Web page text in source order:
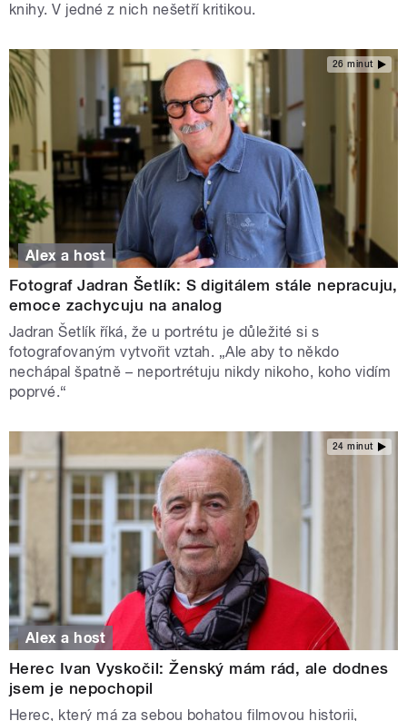
knihy. V jedné z nich nešetří kritikou.
26 minut
Alex a host
Fotograf Jadran Šetlík: S digitálem stále nepracuju,
emoce zachycuju na analog
Jadran Šetlík říká, že u portrétu je důležité si s
fotografovaným vytvořit vztah. „Ale aby to někdo
nechápal špatně – neportrétuju nikdy nikoho, koho vidím
poprvé.“
24 minut
Alex a host
Herec Ivan Vyskočil: Ženský mám rád, ale dodnes
jsem je nepochopil
Herec, který má za sebou bohatou filmovou historii,